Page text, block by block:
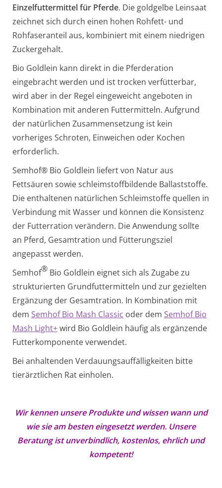
Einzelfuttermittel für Pferde. Die goldgelbe Leinsaat
zeichnet sich durch einen hohen Rohfett- und
Rohfaseranteil aus, kombiniert mit einem niedrigen
Zuckergehalt.
Bio Goldlein kann direkt in die Pferderation
eingebracht werden und ist trocken verfütterbar,
wird aber in der Regel eingeweicht angeboten in
Kombination mit anderen Futtermitteln. Aufgrund
der natürlichen Zusammensetzung ist kein
vorheriges Schroten, Einweichen oder Kochen
erforderlich.
Semhof® Bio Goldlein liefert von Natur aus
Fettsäuren sowie schleimstoffbildende Ballaststoffe.
Die enthaltenen natürlichen Schleimstoffe quellen in
Verbindung mit Wasser und können die Konsistenz
der Futterration verändern. Die Anwendung sollte
an Pferd, Gesamtration und Fütterungsziel
angepasst werden.
Semhof® Bio Goldlein eignet sich als Zugabe zu
strukturierten Grundfuttermitteln und zur gezielten
Ergänzung der Gesamtration. In Kombination mit
dem Semhof Bio Mash Classic oder dem Semhof Bio
Mash Light+wird Bio Goldlein häufig als ergänzende
Futterkomponente verwendet.
Bei anhaltenden Verdauungsauffälligkeiten bitte
tierärztlichen Rat einholen.
Wir kennen unsere Produkte und wissen wann und
wie sie am besten eingesetzt werden. Unsere
Beratung ist unverbindlich, kostenlos, ehrlich und
kompetent!